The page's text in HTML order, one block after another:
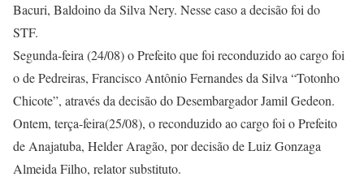
Bacuri, Baldoino da Silva Nery. Nesse caso a decisão foi do
STF.
Segunda-feira (24/08) o Prefeito que foi reconduzido ao cargo foi
o de Pedreiras, Francisco Antônio Fernandes da Silva “Totonho
Chicote”, através da decisão do Desembargador Jamil Gedeon.
Ontem, terça-feira(25/08), o reconduzido ao cargo foi o Prefeito
de Anajatuba, Helder Aragão, por decisão de Luiz Gonzaga
Almeida Filho, relator substituto.